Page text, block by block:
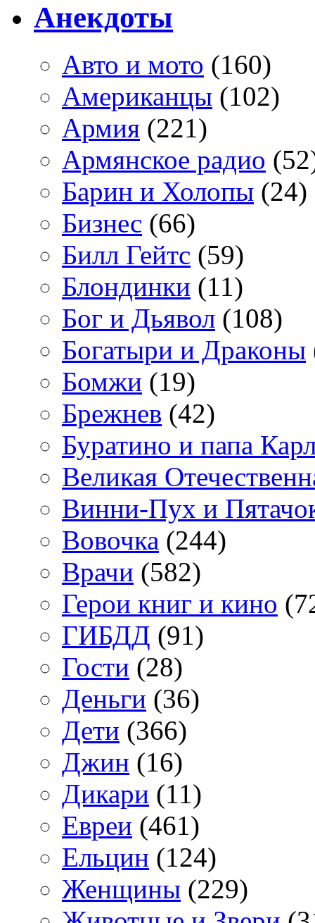
Анекдоты
Авто и мото (160)
Американцы (102)
Армия (221)
Армянское радио
Барин и Холопы (24)
Бизнес (66)
Билл Гейтс (59)
Блондинки (11)
Бог и Дьявол (108)
Богатыри и Драконы
Бомжи (19)
Брежнев (42)
Буратино и папа
Великая
Винни-Пух и
Вовочка (244)
Врачи (582)
Герои книг и кино
ГИБДД (91)
Гости (28)
Деньги (36)
Дети (366)
Джин (16)
Дикари (11)
Евреи (461)
Ельцин (124)
Женщины (229)